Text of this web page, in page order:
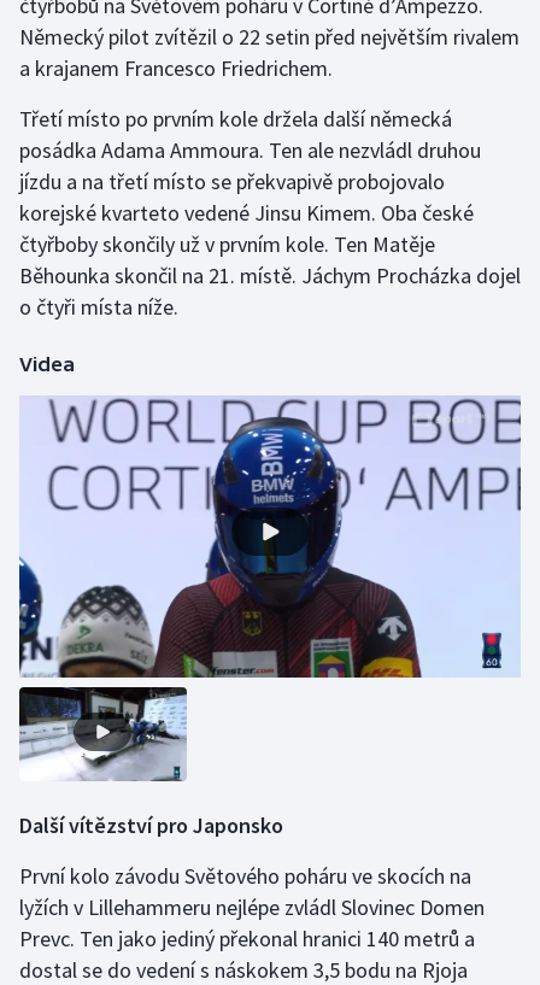
čtyřbobů na Světovém poháru v Cortině d’Ampezzo.
Německý pilot zvítězil o 22 setin před největším rivalem
a krajanem Francesco Friedrichem.
Třetí místo po prvním kole držela další německá
posádka Adama Ammoura. Ten ale nezvládl druhou
jízdu a na třetí místo se překvapivě probojovalo
korejské kvarteto vedené Jinsu Kimem. Oba české
čtyřboby skončily už v prvním kole. Ten Matěje
Běhounka skončil na 21. místě. Jáchym Procházka dojel
o čtyři místa níže.
Videa
Další vítězství pro Japonsko
První kolo závodu Světového poháru ve skocích na
lyžích v Lillehammeru nejlépe zvládl Slovinec Domen
Prevc. Ten jako jediný překonal hranici 140 metrů a
dostal se do vedení s náskokem 3,5 bodu na Rjoja